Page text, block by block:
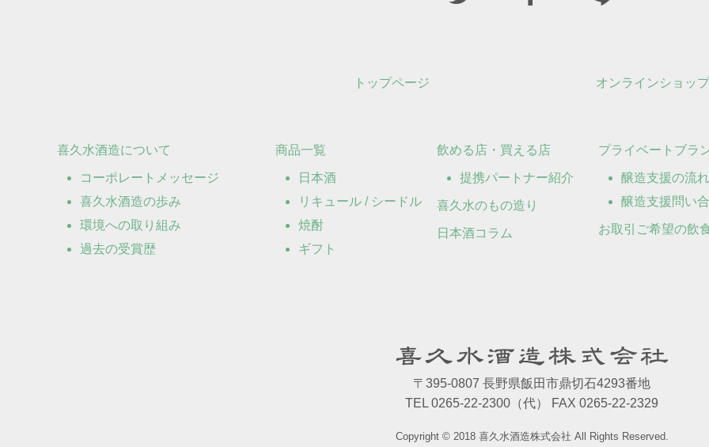
トップページ オンラインショップ
喜久水酒造について
コーポレートメッセージ
喜久水酒造の歩み
環境への取り組み
過去の受賞歴
商品一覧
日本酒
リキュール / シードル
焼酎
ギフト
飲める店・買える店
提携パートナー紹介
喜久水のもの造り
日本酒コラム
プライベートブラ
醸造支援の流れ
醸造支援問い
お取引ご希望の飲
〒395-0807 長野県飯田市鼎切石4293番地
TEL 0265-22-2300（代） FAX 0265-22-2329
Copyright © 2018 喜久水酒造株式会社 All Rights Reserved.